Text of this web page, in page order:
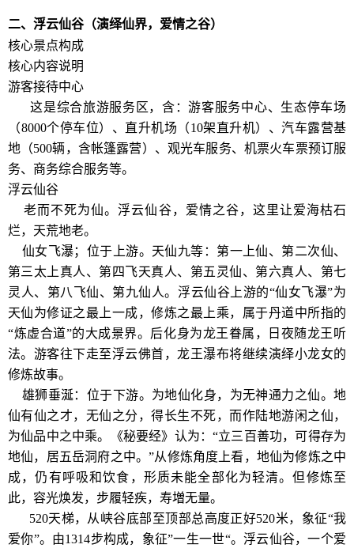
二、浮云仙谷（演绎仙界，爱情之谷）
核心景点构成
核心内容说明
游客接待中心
这是综合旅游服务区，含：游客服务中心、生态停车场
（8000个停车位）、直升机场（10架直升机）、汽车露营基
地（500辆，含帐篷露营）、观光车服务、机票火车票预订服
务、商务综合服务等。
浮云仙谷
老而不死为仙。浮云仙谷，爱情之谷，这里让爱海枯石
烂，天荒地老。
仙女飞瀑；位于上游。天仙九等：第一上仙、第二次仙、
第三太上真人、第四飞天真人、第五灵仙、第六真人、第七
灵人、第八飞仙、第九仙人。浮云仙谷上游的“仙女飞瀑”为
天仙为修证之最上一成，修炼之最上乘，属于丹道中所指的
“炼虚合道”的大成景界。后化身为龙王眷属，日夜随龙王听
法。游客往下走至浮云佛首，龙王瀑布将继续演绎小龙女的
修炼故事。
雄狮垂涎：位于下游。为地仙化身，为无神通力之仙。地
仙有仙之才，无仙之分，得长生不死，而作陆地游闲之仙，
为仙品中之中乘。《秘要经》认为：“立三百善功，可得存为
地仙，居五岳洞府之中。”从修炼角度上看，地仙为修炼之中
成，仍有呼吸和饮食，形质未能全部化为轻清。但修炼至
此，容光焕发，步履轻疾，寿増无量。
520天梯，从峡谷底部至顶部总高度正好520米，象征“我
爱你”。由1314步构成，象征”一生一世“。浮云仙谷，一个爱